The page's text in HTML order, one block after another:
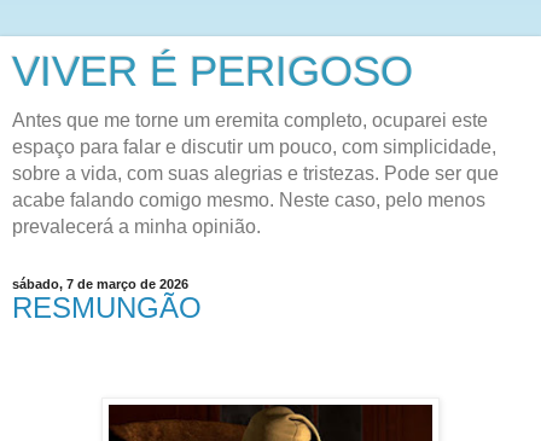
VIVER É PERIGOSO
Antes que me torne um eremita completo, ocuparei este
espaço para falar e discutir um pouco, com simplicidade,
sobre a vida, com suas alegrias e tristezas. Pode ser que
acabe falando comigo mesmo. Neste caso, pelo menos
prevalecerá a minha opinião.
sábado, 7 de março de 2026
RESMUNGÃO